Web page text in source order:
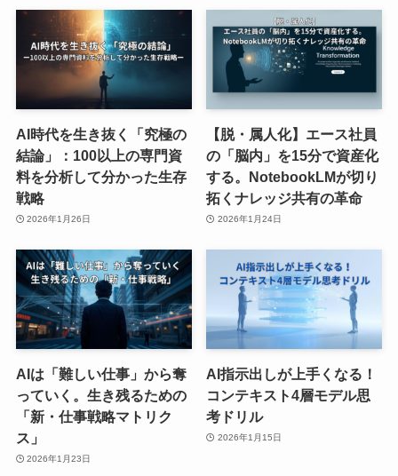
AI時代を生き抜く「究極の
結論」：100以上の専門資
料を分析して分かった生存
戦略
2026年1月26日
【脱・属人化】エース社員
の「脳内」を15分で資産化
する。NotebookLMが切り
拓くナレッジ共有の革命
2026年1月24日
AIは「難しい仕事」から奪
っていく。生き残るための
「新・仕事戦略マトリク
ス」
2026年1月23日
AI指示出しが上手くなる！
コンテキスト4層モデル思
考ドリル
2026年1月15日